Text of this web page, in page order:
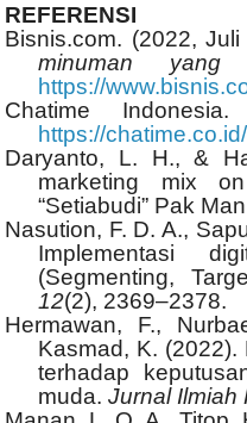
REFERENSI
Bisnis.com. (2022, Juli
minuman
https://
Chatime
https://
Daryanto, L. H., &
marketing mix
“Setiabudi” Pak
Nasution, F. D. A.,
Implementasi
(Segmenting,
12(2), 2369–2378.
Hermawan, F.,
Kasmad, K.
terhadap
muda.Jurnal Ilmiah